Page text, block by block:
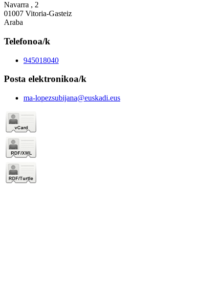
Navarra , 2
01007 Vitoria-Gasteiz
Araba
Telefonoa/k
945018040
Posta elektronikoa/k
ma-lopezsubijana@euskadi.eus